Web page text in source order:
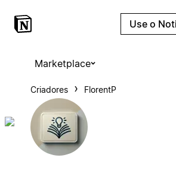
Use o
Marketplace
Criadores FlorentP